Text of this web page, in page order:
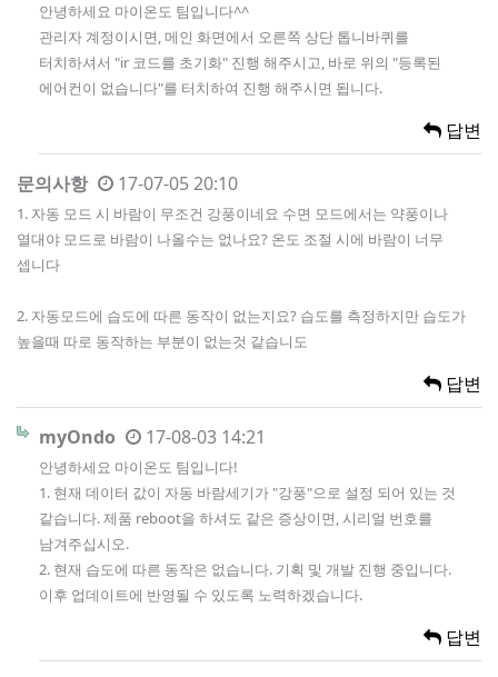
안녕하세요 마이온도 팀입니다^^
관리자 계정이시면, 메인 화면에서 오른쪽 상단 톱니바퀴를
터치하셔서 "ir 코드를 초기화" 진행 해주시고, 바로 위의 "등록된
에어컨이 없습니다"를 터치하여 진행 해주시면 됩니다.
답변
문의사항 17-07-05 20:10
1. 자동 모드 시 바람이 무조건 강풍이네요 수면 모드에서는 약풍이나
열대야 모드로 바람이 나올수는 없나요? 온도 조절 시에 바람이 너무
셉니다
2. 자동모드에 습도에 따른 동작이 없는지요? 습도를 측정하지만 습도가
높을때 따로 동작하는 부분이 없는것 같습니도
답변
myOndo 17-08-03 14:21
안녕하세요 마이온도 팀입니다!
1. 현재 데이터 값이 자동 바람세기가 "강풍"으로 설정 되어 있는 것
같습니다. 제품 reboot을 하셔도 같은 증상이면, 시리얼 번호를
남겨주십시오.
2. 현재 습도에 따른 동작은 없습니다. 기획 및 개발 진행 중입니다.
이후 업데이트에 반영될 수 있도록 노력하겠습니다.
답변